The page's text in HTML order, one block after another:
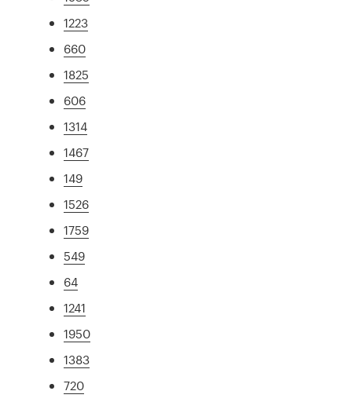
1223
660
1825
606
1314
1467
149
1526
1759
549
64
1241
1950
1383
720